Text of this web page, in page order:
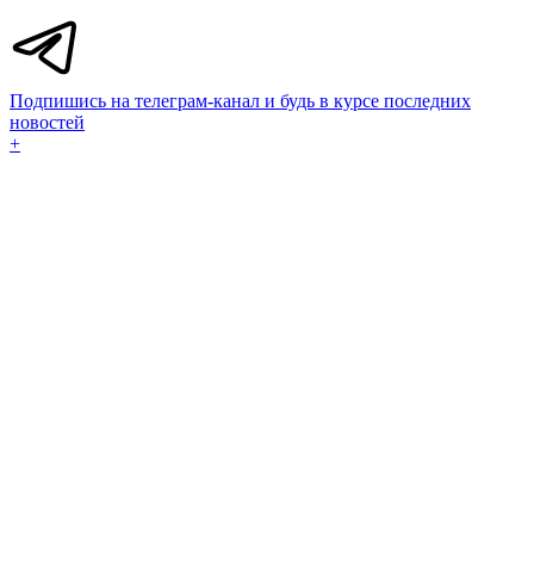
Подпишись на телеграм-канал и будь в курсе последних
новостей
+